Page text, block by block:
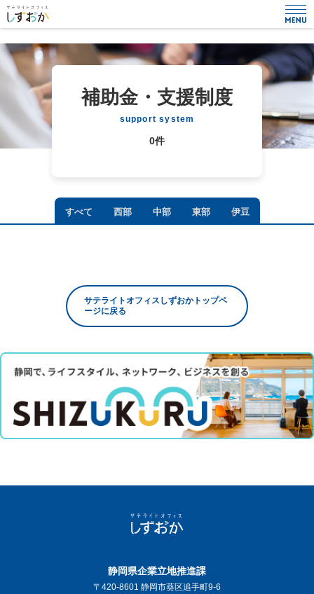
補助金・支援制度
support system
0件
すべて 西部 中部 東部 伊豆
サテライトオフィスしずおかトップペ
ージに戻る
静岡県企業立地推進課
〒420-8601 静岡市葵区追手町9-6